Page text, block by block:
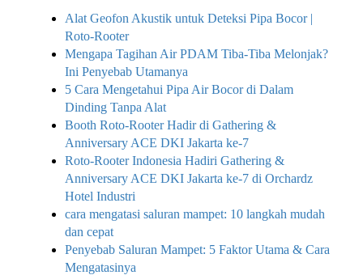
Alat Geofon Akustik untuk Deteksi Pipa Bocor |
Roto-Rooter
Mengapa Tagihan Air PDAM Tiba-Tiba Melonjak?
Ini Penyebab Utamanya
5 Cara Mengetahui Pipa Air Bocor di Dalam
Dinding Tanpa Alat
Booth Roto-Rooter Hadir di Gathering &
Anniversary ACE DKI Jakarta ke-7
Roto-Rooter Indonesia Hadiri Gathering &
Anniversary ACE DKI Jakarta ke-7 di Orchardz
Hotel Industri
cara mengatasi saluran mampet: 10 langkah mudah
dan cepat
Penyebab Saluran Mampet: 5 Faktor Utama & Cara
Mengatasinya